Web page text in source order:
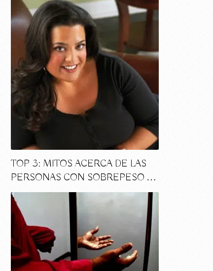
TOP 3: MITOS ACERCA DE LAS
PERSONAS CON SOBREPESO …